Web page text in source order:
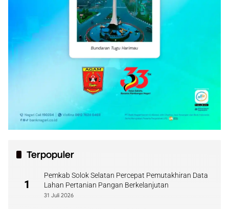
Terpopuler
1
Pemkab Solok Selatan Percepat Pemutakhiran Data
Lahan Pertanian Pangan Berkelanjutan
31 Juli 2026